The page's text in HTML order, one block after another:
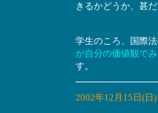
きるかどうか、甚
学生のころ、国際法
が自分の価値観で
す。
2002年12月15日(